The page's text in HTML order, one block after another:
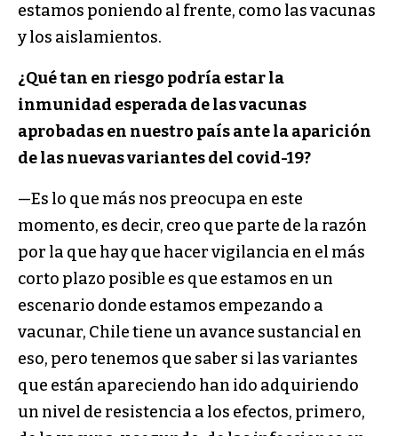
estamos poniendo al frente, como las vacunas
y los aislamientos.
¿Qué tan en riesgo podría estar la
inmunidad esperada de las vacunas
aprobadas en nuestro país ante la aparición
de las nuevas variantes del covid-19?
—Es lo que más nos preocupa en este
momento, es decir, creo que parte de la razón
por la que hay que hacer vigilancia en el más
corto plazo posible es que estamos en un
escenario donde estamos empezando a
vacunar, Chile tiene un avance sustancial en
eso, pero tenemos que saber si las variantes
que están apareciendo han ido adquiriendo
un nivel de resistencia a los efectos, primero,